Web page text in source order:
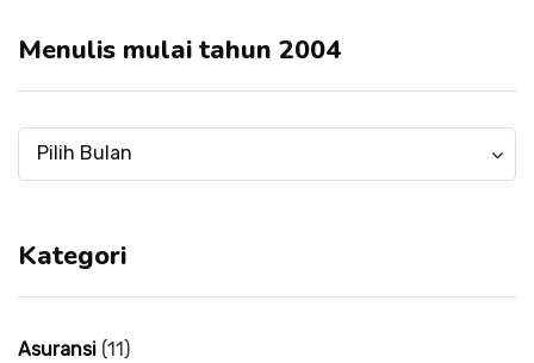
Menulis mulai tahun 2004
Menulis
mulai
2004
Pilih Bulan
Menulis
mulai
2004
Kategori
Asuransi (11)